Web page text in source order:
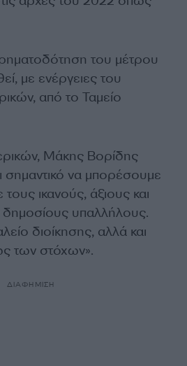
του μέτρου
με ενέργειες του
από το Ταμείο
Μάκης Βορίδης
σημαντικό να μπορέσουμε
ικανούς, άξιους και
υπαλλήλους.
διοίκησης, αλλά και
των στόχων».
ΔΙΑΦΗΜΙΣΗ